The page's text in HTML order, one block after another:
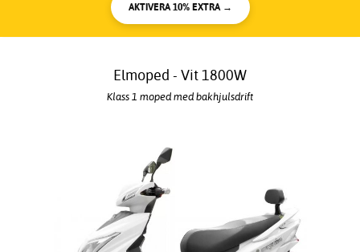
AKTIVERA 10% EXTRA →
Elmoped - Vit 1800W
Klass 1 moped med bakhjulsdrift